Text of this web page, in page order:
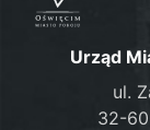
Urząd
ul.
32-